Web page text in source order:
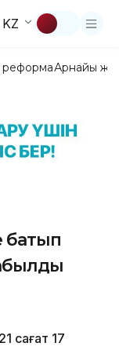
KZ
реформаАрнайы
батып
сағат 17